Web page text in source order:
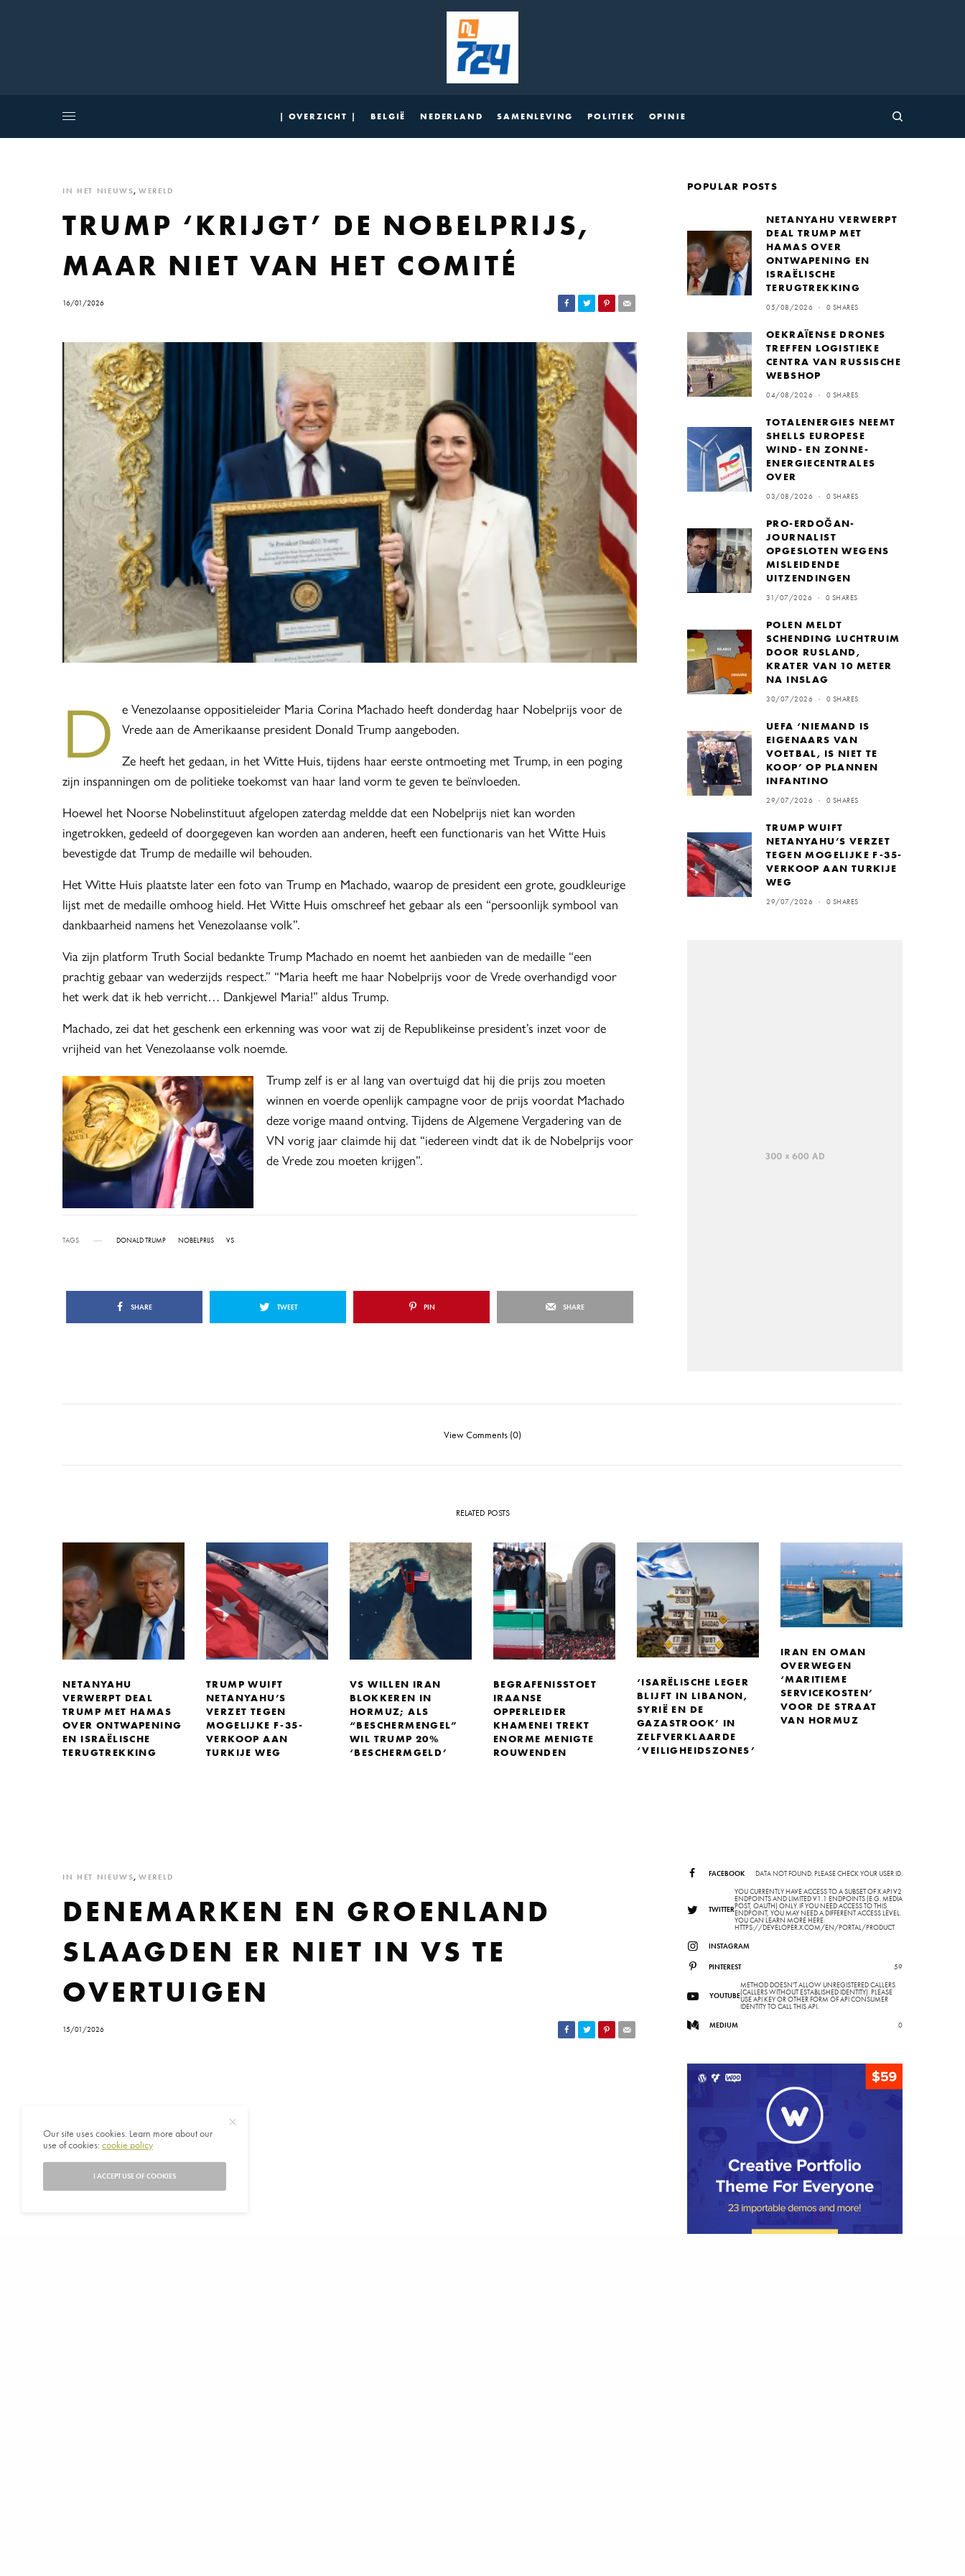
| OVERZICHT | BELGIË NEDERLAND SAMENLEVING POLITIEK OPINIE
IN HET NIEUWS, WERELD
TRUMP ‘KRIJGT’ DE NOBELPRIJS,
MAAR NIET VAN HET COMITÉ
16/01/2026
D
e Venezolaanse oppositieleider Maria Corina Machado heeft donderdag haar Nobelprijs voor de
Vrede aan de Amerikaanse president Donald Trump aangeboden.
Ze heeft het gedaan, in het Witte Huis, tijdens haar eerste ontmoeting met Trump, in een poging
zijn inspanningen om de politieke toekomst van haar land vorm te geven te beïnvloeden.
Hoewel het Noorse Nobelinstituut afgelopen zaterdag meldde dat een Nobelprijs niet kan worden
ingetrokken, gedeeld of doorgegeven kan worden aan anderen, heeft een functionaris van het Witte Huis
bevestigde dat Trump de medaille wil behouden.
Het Witte Huis plaatste later een foto van Trump en Machado, waarop de president een grote, goudkleurige
lijst met de medaille omhoog hield. Het Witte Huis omschreef het gebaar als een “persoonlijk symbool van
dankbaarheid namens het Venezolaanse volk”.
Via zijn platform Truth Social bedankte Trump Machado en noemt het aanbieden van de medaille “een
prachtig gebaar van wederzijds respect.” “Maria heeft me haar Nobelprijs voor de Vrede overhandigd voor
het werk dat ik heb verricht… Dankjewel Maria!” aldus Trump.
Machado, zei dat het geschenk een erkenning was voor wat zij de Republikeinse president’s inzet voor de
vrijheid van het Venezolaanse volk noemde.
Trump zelf is er al lang van overtuigd dat hij die prijs zou moeten
winnen en voerde openlijk campagne voor de prijs voordat Machado
deze vorige maand ontving. Tijdens de Algemene Vergadering van de
VN vorig jaar claimde hij dat “iedereen vindt dat ik de Nobelprijs voor
de Vrede zou moeten krijgen”.
TAGS DONALD TRUMP NOBELPRIJS VS
SHARE TWEET PIN SHARE
POPULAR POSTS
NETANYAHU VERWERPT
DEAL TRUMP MET
HAMAS OVER
ONTWAPENING EN
ISRAËLISCHE
TERUGTREKKING
05/08/2026 0 SHARES
OEKRAÏENSE DRONES
TREFFEN LOGISTIEKE
CENTRA VAN RUSSISCHE
WEBSHOP
04/08/2026 0 SHARES
TOTALENERGIES NEEMT
SHELLS EUROPESE
WIND- EN ZONNE-
ENERGIECENTRALES
OVER
03/08/2026 0 SHARES
PRO-ERDOĞAN-
JOURNALIST
OPGESLOTEN WEGENS
MISLEIDENDE
UITZENDINGEN
31/07/2026 0 SHARES
POLEN MELDT
SCHENDING LUCHTRUIM
DOOR RUSLAND,
KRATER VAN 10 METER
NA INSLAG
30/07/2026 0 SHARES
UEFA ‘NIEMAND IS
EIGENAARS VAN
VOETBAL, IS NIET TE
KOOP’ OP PLANNEN
INFANTINO
29/07/2026 0 SHARES
TRUMP WUIFT
NETANYAHU’S VERZET
TEGEN MOGELIJKE F-35-
VERKOOP AAN TURKIJE
WEG
29/07/2026 0 SHARES
View Comments (0)
RELATED POSTS
NETANYAHU
VERWERPT DEAL
TRUMP MET HAMAS
OVER ONTWAPENING
EN ISRAËLISCHE
TERUGTREKKING
TRUMP WUIFT
NETANYAHU’S
VERZET TEGEN
MOGELIJKE F-35-
VERKOOP AAN
TURKIJE WEG
VS WILLEN IRAN
BLOKKEREN IN
HORMUZ; ALS
“BESCHERMENGEL”
WIL TRUMP 20%
‘BESCHERMGELD’
BEGRAFENISSTOET
IRAANSE
OPPERLEIDER
KHAMENEI TREKT
ENORME MENIGTE
ROUWENDEN
‘ISARËLISCHE LEGER
BLIJFT IN LIBANON,
SYRIË EN DE
GAZASTROOK’ IN
ZELFVERKLAARDE
‘VEILIGHEIDSZONES’
IRAN EN OMAN
OVERWEGEN
‘MARITIEME
SERVICEKOSTEN’
VOOR DE STRAAT
VAN HORMUZ
IN HET NIEUWS, WERELD
DENEMARKEN EN GROENLAND
SLAAGDEN ER NIET IN VS TE
OVERTUIGEN
15/01/2026
FACEBOOK DATA NOT FOUND. PLEASE CHECK YOUR USER ID.
TWITTER
YOU CURRENTLY HAVE ACCESS TO A SUBSET OF X API V2
ENDPOINTS AND LIMITED V1.1 ENDPOINTS (E.G. MEDIA
POST, OAUTH) ONLY. IF YOU NEED ACCESS TO THIS
ENDPOINT, YOU MAY NEED A DIFFERENT ACCESS LEVEL.
YOU CAN LEARN MORE HERE:
HTTPS://DEVELOPER.X.COM/EN/PORTAL/PRODUCT
INSTAGRAM
PINTEREST 59
YOUTUBE
METHOD DOESN'T ALLOW UNREGISTERED CALLERS
(CALLERS WITHOUT ESTABLISHED IDENTITY). PLEASE
USE API KEY OR OTHER FORM OF API CONSUMER
IDENTITY TO CALL THIS API.
MEDIUM
0
Our site uses cookies. Learn more about our
use of cookies:cookie policy
I ACCEPT USE OF COOKIES